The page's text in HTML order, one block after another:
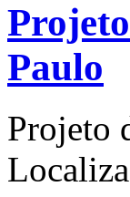
Paulo
Projeto